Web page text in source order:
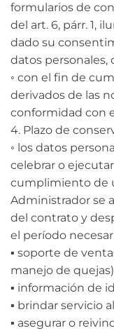
formularios de
del art. 6, párr. 1,
dado su
datos
◦ con el fin de
derivados de las
conformidad con
4. Plazo de
◦ los datos
celebrar o
cumplimiento de
Administrador se
del contrato y
el período
▪ soporte de
manejo de quejas)
▪ información de
▪ brindar servicio
▪ asegurar o